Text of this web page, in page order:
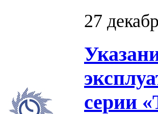
27
серии